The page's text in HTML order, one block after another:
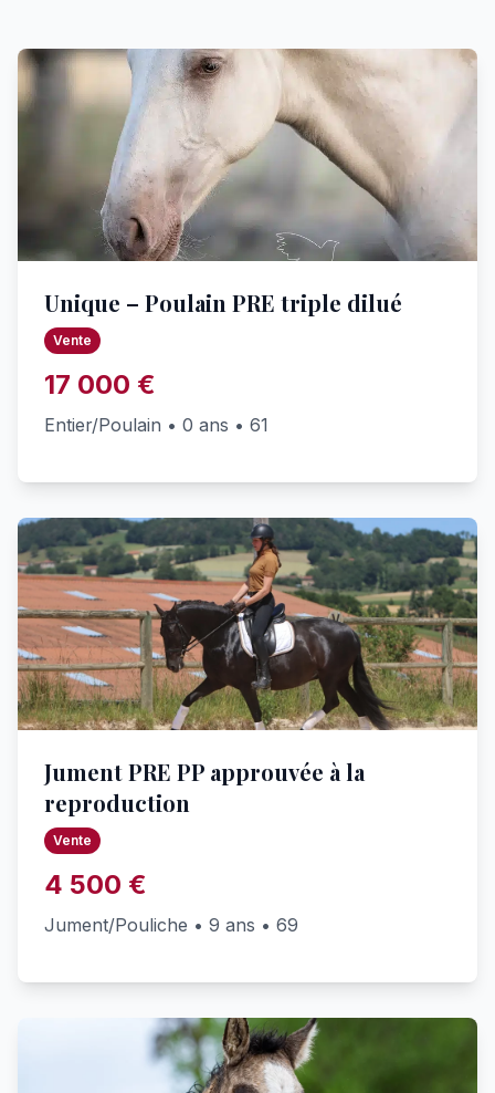
Unique – Poulain PRE triple dilué
Vente
17 000 €
Entier/Poulain • 0 ans • 61
Jument PRE PP approuvée à la
reproduction
Vente
4 500 €
Jument/Pouliche • 9 ans • 69